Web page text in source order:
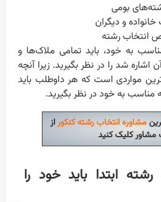
بومی
و دیگران
انتخاب رشته
به خود، باید تمامی ملاک‌ها و
اشاره شد را در نظر بگیرید. زیرا آنچه
مواردی است که هر داوطلب باید
مناسب به خود در نظر بگیرید.
مشاوره انتخاب رشته کنکوراز
مشاور کلیک کنید
ابتدا باید خود را